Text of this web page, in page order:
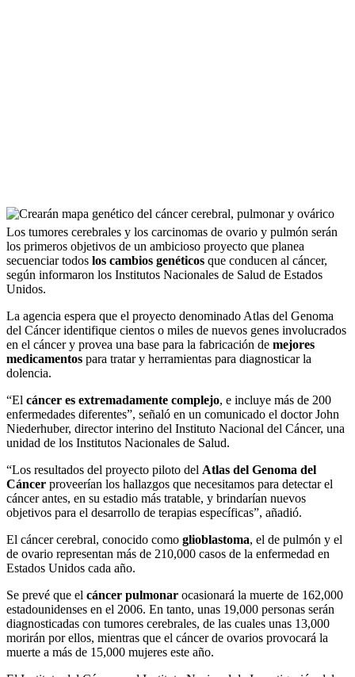
Los tumores cerebrales y los carcinomas de ovario y pulmón serán
los primeros objetivos de un ambicioso proyecto que planea
secuenciar todos los cambios genéticos que conducen al cáncer,
según informaron los Institutos Nacionales de Salud de Estados
Unidos.
La agencia espera que el proyecto denominado Atlas del Genoma
del Cáncer identifique cientos o miles de nuevos genes involucrados
en el cáncer y provea una base para la fabricación de mejores
medicamentos para tratar y herramientas para diagnosticar la
dolencia.
“El cáncer es extremadamente complejo, e incluye más de 200
enfermedades diferentes”, señaló en un comunicado el doctor John
Niederhuber, director interino del Instituto Nacional del Cáncer, una
unidad de los Institutos Nacionales de Salud.
“Los resultados del proyecto piloto del Atlas del Genoma del
Cáncer proveerían los hallazgos que necesitamos para detectar el
cáncer antes, en su estadio más tratable, y brindarían nuevos
objetivos para el desarrollo de terapias específicas”, añadió.
El cáncer cerebral, conocido como glioblastoma, el de pulmón y el
de ovario representan más de 210,000 casos de la enfermedad en
Estados Unidos cada año.
Se prevé que el cáncer pulmonar ocasionará la muerte de 162,000
estadounidenses en el 2006. En tanto, unas 19,000 personas serán
diagnosticadas con tumores cerebrales, de las cuales unas 13,000
morirán por ellos, mientras que el cáncer de ovarios provocará la
muerte a más de 15,000 mujeres este año.